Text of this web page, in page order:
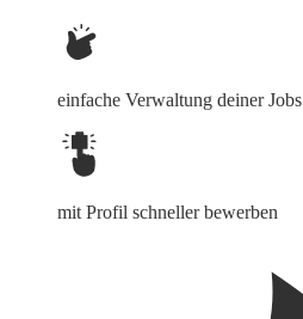
einfache Verwaltung deiner Jobs
mit Profil schneller bewerben